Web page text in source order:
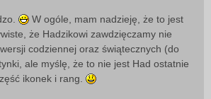
W ogóle, mam nadzieję, że to jest
że Hadzikowi zawdzięczamy nie
codziennej oraz świątecznych (do
ale myślę, że to nie jest Had ostatnie
ikonek i rang.